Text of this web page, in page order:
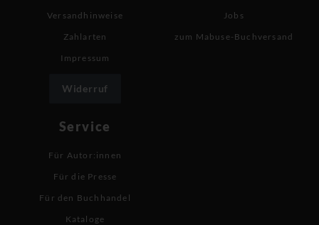
Versandhinweise
Zahlarten
Impressum
Widerruf
Jobs
zum Mabuse-Buchversand
Service
Für Autor:innen
Für die Presse
Für den Buchhandel
Kataloge